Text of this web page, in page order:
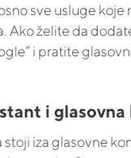
sve usluge
Ako želite da
i pratite
i
stoji iza glasovne